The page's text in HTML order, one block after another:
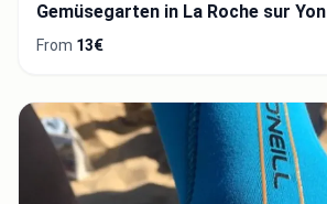
Gemüsegarten in La Roche sur Yon
From 13€